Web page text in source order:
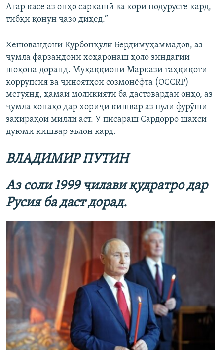
Агар касе аз онҳо саркашӣ ва кори нодурусте кард,
тибқи қонун ҷазо диҳед.”
Хешовандони Қурбонқулӣ Бердимуҳаммадов, аз
ҷумла фарзандони хоҳаронаш ҳоло зиндагии
шоҳона доранд. Муҳаққиони Маркази таҳқиқоти
коррупсия ва ҷиноятҳои созмонёфта (OCCRP)
мегӯянд, ҳамаи моликияти ба дастовардаи онҳо, аз
ҷумла хонаҳо дар хориҷи кишвар аз пули фурӯши
захираҳои миллӣ аст. Ӯ писараш Сардорро шахси
дуюми кишвар эълон кард.
ВЛАДИМИР ПУТИН
Аз соли 1999 ҷилави қудратродар
Русия ба даст дорад.